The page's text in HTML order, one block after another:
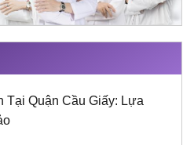
Tại Quận Cầu Giấy: Lựa